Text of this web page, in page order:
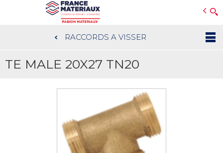
au
contenu
RACCORDS A VISSER
TE MALE 20X27 TN20